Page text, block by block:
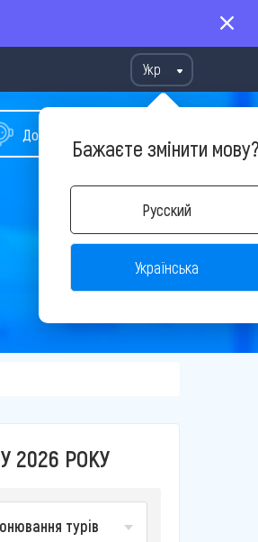
Укр
Бажаєте змінити
Русский
Українська
Допомога у виборі туру
2026 РОКУ
турів